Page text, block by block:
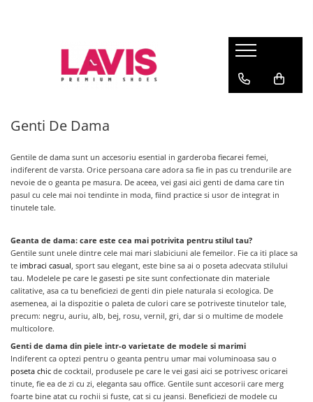
Pantofi cu toc din piele
Balerini dama
Ghete dama piele
Cizme dama piele
Ultima Pereche Dama
Pantofi barbati piele
Mocasini barbati din piele
Curele barbati din piele naturala
Curele dama din piele naturala
Bit Bontimes
Denis
Epica
Guban
Otter
Prego
Genti De Dama
Gentile de dama sunt un accesoriu esential in garderoba fiecarei femei,
indiferent de varsta. Orice persoana care adora sa fie in pas cu trendurile are
nevoie de o geanta pe masura. De aceea, vei gasi aici genti de dama care tin
pasul cu cele mai noi tendinte in moda, fiind practice si usor de integrat in
tinutele tale.
Geanta de dama: care este cea mai potrivita pentru stilul tau?
Gentile sunt unele dintre cele mai mari slabiciuni ale femeilor. Fie ca iti place sa
te imbraci casual, sport sau elegant, este bine sa ai o poseta adecvata stilului
tau. Modelele pe care le gasesti pe site sunt confectionate din materiale
calitative, asa ca tu beneficiezi de genti din piele naturala si ecologica. De
asemenea, ai la dispozitie o paleta de culori care se potriveste tinutelor tale,
precum: negru, auriu, alb, bej, rosu, vernil, gri, dar si o multime de modele
multicolore.
Genti de dama din piele intr-o varietate de modele si marimi
Indiferent ca optezi pentru o geanta pentru umar mai voluminoasa sau o
poseta chic de cocktail, produsele pe care le vei gasi aici se potrivesc oricarei
tinute, fie ea de zi cu zi, eleganta sau office. Gentile sunt accesorii care merg
foarte bine atat cu rochii si fuste, cat si cu jeansi. Beneficiezi de modele cu